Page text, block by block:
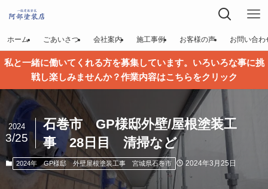
ホーム ごあいさつ 会社案内 施工事例 お客様の声 お問い合わ
私と一緒に働いてくれる方を募集しています。いろいろな事に挑
戦し楽しみませんか？作業内容はこちらをクリック
石巻市 GP様邸外壁/屋根塗装工
事 28日目 清掃など
2024
3/25
2024年 GP様邸 外壁屋根塗装工事 宮城県石巻市 2024年3月25日